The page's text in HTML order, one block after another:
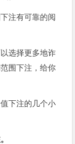
注有可靠的阅
选择更多地诈
围下注，给你
下注的几个小